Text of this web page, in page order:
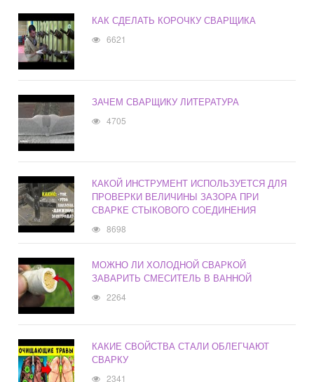
КАК СДЕЛАТЬ КОРОЧКУ СВАРЩИКА
6621
ЗАЧЕМ СВАРЩИКУ ЛИТЕРАТУРА
4705
КАКОЙ ИНСТРУМЕНТ ИСПОЛЬЗУЕТСЯ ДЛЯ
ПРОВЕРКИ ВЕЛИЧИНЫ ЗАЗОРА ПРИ
СВАРКЕ СТЫКОВОГО СОЕДИНЕНИЯ
8698
МОЖНО ЛИ ХОЛОДНОЙ СВАРКОЙ
ЗАВАРИТЬ СМЕСИТЕЛЬ В ВАННОЙ
2264
КАКИЕ СВОЙСТВА СТАЛИ ОБЛЕГЧАЮТ
СВАРКУ
2341